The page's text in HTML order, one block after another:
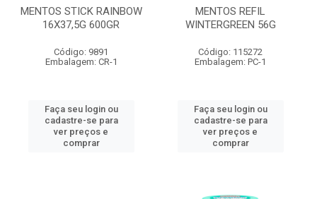
MENTOS STICK RAINBOW
16X37,5G 600GR
Código: 9891
Embalagem: CR-1
Faça seu login ou
cadastre-se para
ver preços e
comprar
MENTOS REFIL
WINTERGREEN 56G
Código: 115272
Embalagem: PC-1
Faça seu login ou
cadastre-se para
ver preços e
comprar